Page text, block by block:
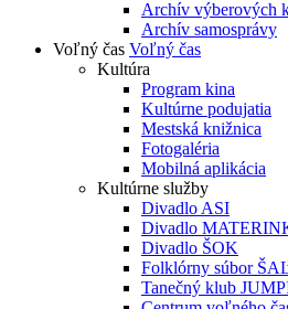
Archív výberových
Archív samosprávy
Voľný čas Voľný čas
Kultúra
Program kina
Kultúrne podujatia
Mestská knižnica
Fotogaléria
Mobilná aplikácia
Kultúrne služby
Divadlo ASI
Divadlo
Divadlo ŠOK
Folklórny súbor
Tanečný klub